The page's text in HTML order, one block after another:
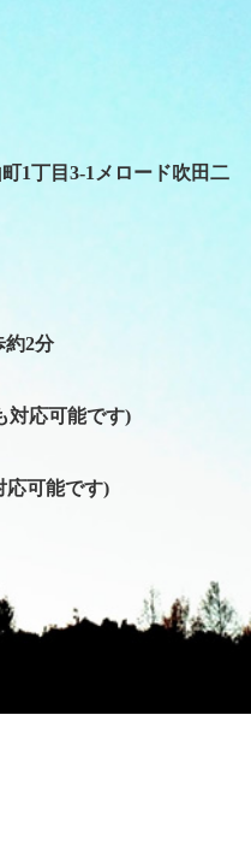
1丁目3-1メロード吹田二
約2分
対応可能です)
応可能です)